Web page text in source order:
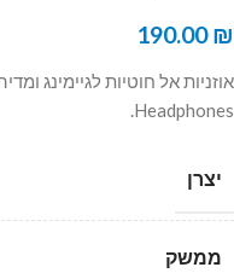
190.00₪
Headphones.
יצרן
ממשק